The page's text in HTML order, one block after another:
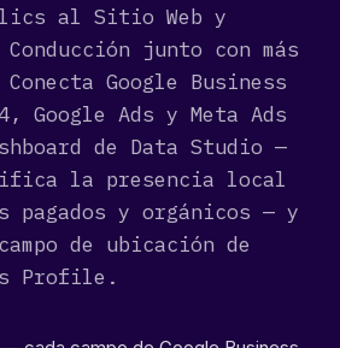
al Sitio Web y
junto con más
Google Business
Google Ads y Meta Ads
de Data Studio —
la presencia local
pagados y orgánicos — y
de ubicación de
Profile.